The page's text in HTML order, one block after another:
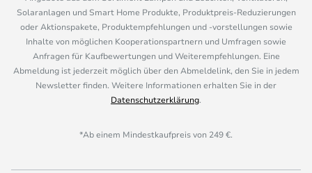
Solaranlagen und Smart Home Produkte, Produktpreis-Reduzierungen
oder Aktionspakete, Produktempfehlungen und -vorstellungen sowie
Inhalte von möglichen Kooperationspartnern und Umfragen sowie
Anfragen für Kaufbewertungen und Weiterempfehlungen. Eine
Abmeldung ist jederzeit möglich über den Abmeldelink, den Sie in jedem
Newsletter finden. Weitere Informationen erhalten Sie in der
Datenschutzerklärung.
*Ab einem Mindestkaufpreis von 249 €.